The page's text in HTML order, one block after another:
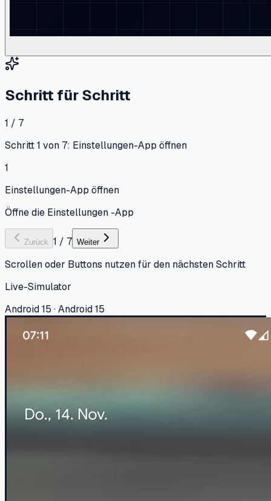
Schritt für Schritt
1 / 7
Schritt 1 von 7: Einstellungen-App öffnen
1
Einstellungen-App öffnen
Öffne die Einstellungen -App
Zurück 1 / 7 Weiter
Scrollen oder Buttons nutzen für den nächsten Schritt
Live-Simulator
Android 15 · Android 15